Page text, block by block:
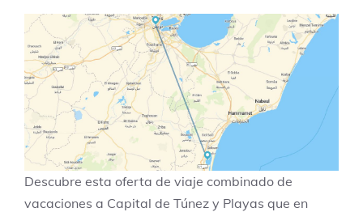
Descubre esta oferta de viaje combinado de
vacaciones a Capital de Túnez y Playas que en